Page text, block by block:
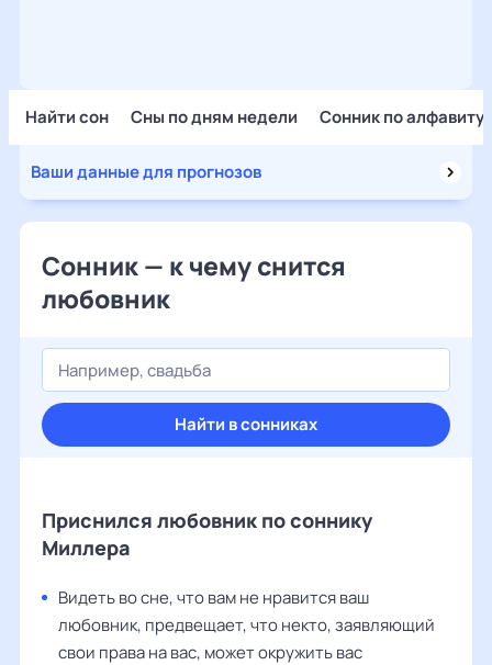
Найти сон Сны по дням недели Сонник по алфавиту
Ваши данные для прогнозов
Сонник — к чему снится
любовник
Найти в сонниках
Приснился любовник по соннику
Миллера
Видеть во сне, что вам не нравится ваш
любовник, предвещает, что некто, заявляющий
свои права на вас, может окружить вас